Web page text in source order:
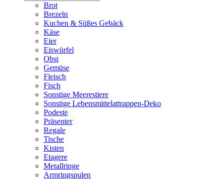
Brot
Brezeln
Kuchen & Süßes Gebäck
Käse
Eier
Eiswürfel
Obst
Gemüse
Fleisch
Fisch
Sonstige Meerestiere
Sonstige Lebensmittelattrappen-Deko
Podeste
Präsenter
Regale
Tische
Kisten
Etagere
Metallringe
Armringspulen